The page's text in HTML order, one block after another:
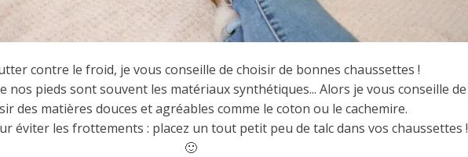
contre le froid, je vous conseille de choisir de bonnes chaussettes !
nos pieds sont souvent les matériaux synthétiques... Alors je vous conseille de
des matières douces et agréables comme le coton ou le cachemire.
éviter les frottements : placez un tout petit peu de talc dans vos chaussettes !
🙂